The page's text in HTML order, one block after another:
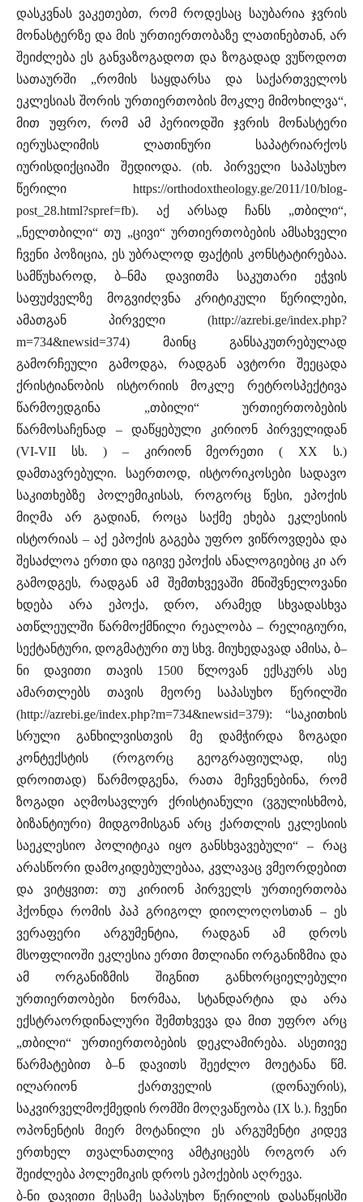
დასკვნას ვაკეთებთ, რომ როდესაც საუბარია ჯვრის
მონასტერზე და მის ურთიერთობაზე ლათინებთან, არ
შეიძლება ეს განვაზოგადოთ და ზოგადად ვუწოდოთ
სათაურში „რომის საყდარსა და საქართველოს
ეკლესიას შორის ურთიერთობის მოკლე მიმოხილვა“,
მით უფრო, რომ ამ პერიოდში ჯვრის მონასტერი
იერუსალიმის ლათინური საპატრიარქოს
იურისდიქციაში შედიოდა. (იხ. პირველი საპასუხო
წერილი https://orthodoxtheology.ge/2011/10/blog-
post_28.html?spref=fb). აქ არსად ჩანს „თბილი“,
„ნელთბილი“ თუ „ცივი“ ურთიერთობების ამსახველი
ჩვენი პოზიცია, ეს უბრალოდ ფაქტის კონსტატირებაა.
სამწუხაროდ, ბ–ნმა დავითმა საკუთარი ეჭვის
საფუძველზე მოგვიძღვნა კრიტიკული წერილები,
ამათგან პირველი (http://azrebi.ge/index.php?
m=734&newsid=374) მაინც განსაკუთრებულად
გამორჩეული გამოდგა, რადგან ავტორი შეეცადა
ქრისტიანობის ისტორიის მოკლე რეტროსპექტივა
წარმოედგინა „თბილი“ ურთიერთობების
წარმოსაჩენად – დაწყებული კირიონ პირველიდან
(VI-VII სს. ) – კირიონ მეორეთი ( XX ს.)
დამთავრებული. საერთოდ, ისტორიკოსები სადავო
საკითხებზე პოლემიკისას, როგორც წესი, ეპოქის
მიღმა არ გადიან, როცა საქმე ეხება ეკლესიის
ისტორიას – აქ ეპოქის გაგება უფრო ვიწროვდება და
შესაძლოა ერთი და იგივე ეპოქის ანალოგიებიც კი არ
გამოდგეს, რადგან ამ შემთხვევაში მნიშვნელოვანი
ხდება არა ეპოქა, დრო, არამედ სხვადასხვა
ათწლეულში წარმოქმნილი რეალობა – რელიგიური,
სექტანტური, დოგმატური თუ სხვ. მიუხედავად ამისა, ბ–
ნი დავითი თავის 1500 წლოვან ექსკურს ასე
ამართლებს თავის მეორე საპასუხო წერილში
(http://azrebi.ge/index.php?m=734&newsid=379): “საკითხის
სრული განხილვისთვის მე დამჭირდა ზოგადი
კონტექსტის (როგორც გეოგრაფიულად, ისე
დროითად) წარმოდგენა, რათა მეჩვენებინა, რომ
ზოგადი აღმოსავლურ ქრისტიანული (ვგულისხმობ,
ბიზანტიური) მიდგომისგან არც ქართლის ეკლესიის
საეკლესიო პოლიტიკა იყო განსხვავებული“ – რაც
არასწორი დამოკიდებულებაა, კვლავაც ვმეორდებით
და ვიტყვით: თუ კირიონ პირველს ურთიერთობა
ჰქონდა რომის პაპ გრიგოლ დიოლოღოსთან – ეს
ვერაფერი არგუმენტია, რადგან ამ დროს
მსოფლიოში ეკლესია ერთი მთლიანი ორგანიზმია და
ამ ორგანიზმის შიგნით განხორციელებული
ურთიერთობები ნორმაა, სტანდარტია და არა
ექსტრაორდინალური შემთხვევა და მით უფრო არც
„თბილი“ ურთიერთობების დეკლამირება. ასეთივე
წარმატებით ბ–ნ დავითს შეეძლო მოეტანა წმ.
ილარიონ ქართველის (დონაურის),
საკვირველმოქმედის რომში მოღვაწეობა (IX ს.). ჩვენი
ოპონენტის მიერ მოტანილი ეს არგუმენტი კიდევ
ერთხელ თვალნათლივ ამტკიცებს როგორ არ
შეიძლება პოლემიკის დროს ეპოქების აღრევა.
ბ-ნი დავითი მესამე საპასუხო წერილის დასაწყისში